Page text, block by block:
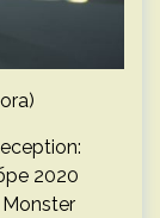
2020